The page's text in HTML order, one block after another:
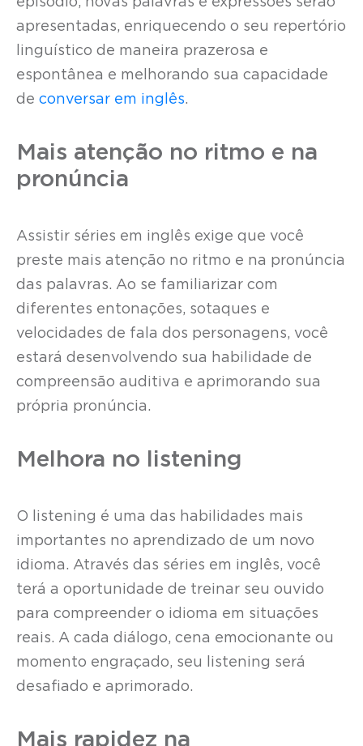
apresentadas, enriquecendo o seu repertório
linguístico de maneira prazerosa e
espontânea e melhorando sua capacidade
de conversar em inglês.
Mais atenção no ritmo e na
pronúncia
Assistir séries em inglês exige que você
preste mais atenção no ritmo e na pronúncia
das palavras. Ao se familiarizar com
diferentes entonações, sotaques e
velocidades de fala dos personagens, você
estará desenvolvendo sua habilidade de
compreensão auditiva e aprimorando sua
própria pronúncia.
Melhora no listening
O listening é uma das habilidades mais
importantes no aprendizado de um novo
idioma. Através das séries em inglês, você
terá a oportunidade de treinar seu ouvido
para compreender o idioma em situações
reais. A cada diálogo, cena emocionante ou
momento engraçado, seu listening será
desafiado e aprimorado.
Mais rapidez na